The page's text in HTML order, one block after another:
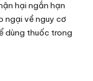
hại ngắn hạn
ngại về nguy cơ
dùng thuốc trong